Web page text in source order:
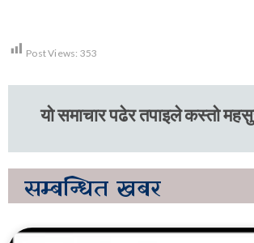
Post Views: 353
यो समाचार पढेर तपाइले कस्तो
सम्बन्धित खबर